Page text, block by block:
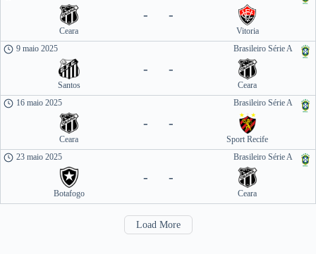
Ceara
- -
Vitoria
Brasileiro Série A
9 maio 2025
Santos
- -
Ceara
Brasileiro Série A
16 maio 2025
Ceara
- -
Sport Recife
Brasileiro Série A
23 maio 2025
Botafogo
- -
Ceara
Load More